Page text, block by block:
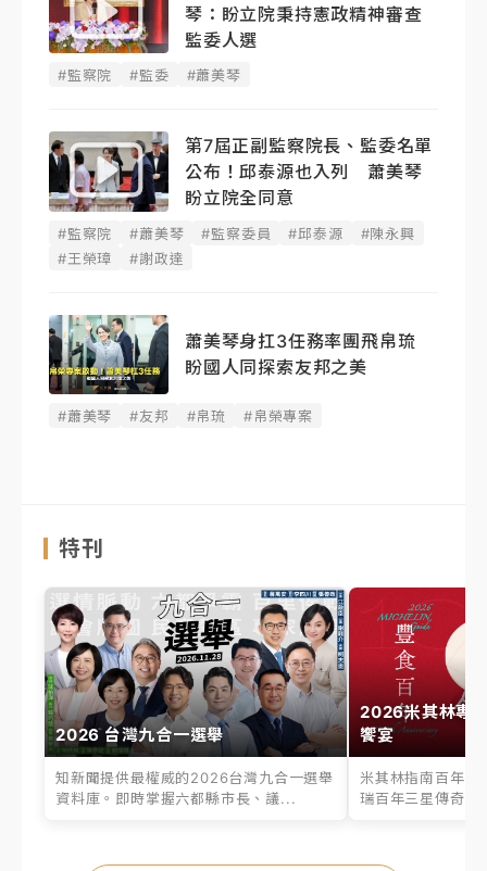
琴：盼立院秉持憲政精神審查
監委人選
#監察院 #監委 #蕭美琴
第7屆正副監察院長、監委名單
公布！邱泰源也入列 蕭美琴
盼立院全同意
#監察院 #蕭美琴 #監察委員 #邱泰源
#陳永興
#王榮璋
#謝政達
蕭美琴身扛3任務率團飛帛琉
盼國人同探索友邦之美
#蕭美琴 #友邦 #帛琉 #帛榮專案
特刊
2026 台灣九合一選舉
知新聞提供最權威的2026台灣九合一選舉
資料庫。即時掌握六都縣市長、議...
2026米其林專
饗宴
米其林指南百年之
瑞百年三星傳奇、